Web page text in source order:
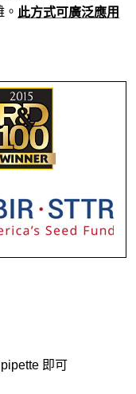
此方式可廣泛應用
即可